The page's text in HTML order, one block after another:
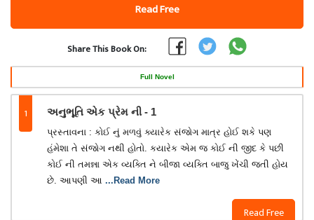
Read Free
Share This Book On:
Full Novel
1 અનુભૂતિ એક પ્રેમ ની - 1
Read Free
પ્રસ્તાવના : કોઈ નું મળવું ક્યારેક સંજોગ માત્ર હોઈ શકે પણ
હંમેશા તે સંજોગ નથી હોતો. કયારેક એમ જ કોઈ ની જીદ કે પછી
કોઈ ની તમન્ના એક વ્યક્તિ ને બીજા વ્યક્તિ બાજુ ખેંચી જતી હોય
છે. આપણી આ ...Read More